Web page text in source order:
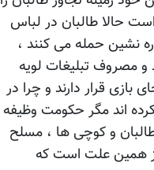
حالا طالبان در لباس
نشین حمله می کنند ،
و مصروف تبلیغات لویه
بازی قرار دارند و چرا در
اند مگر حکومت وظیفه
طالبان و کوچی ها ، مسلح
همین علت است که